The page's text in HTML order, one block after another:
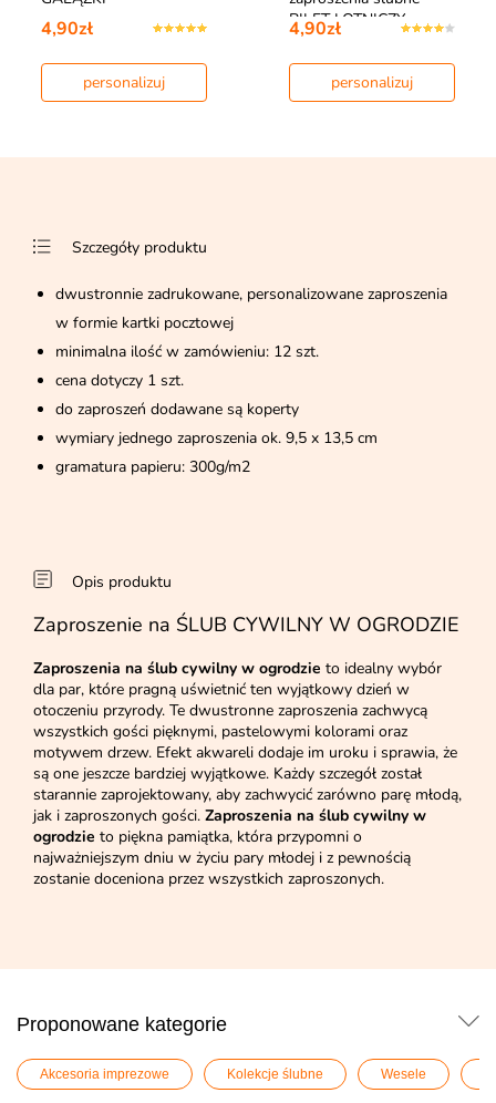
4,90zł
personalizuj
BILET LOTNICZY
4,90zł
personalizuj
Szczegóły produktu
dwustronnie zadrukowane, personalizowane zaproszenia
w formie kartki pocztowej
minimalna ilość w zamówieniu: 12 szt.
cena dotyczy 1 szt.
do zaproszeń dodawane są koperty
wymiary jednego zaproszenia ok. 9,5 x 13,5 cm
gramatura papieru: 300g/m2
Opis produktu
Zaproszenie na ŚLUB CYWILNY W OGRODZIE
Zaproszenia na ślub cywilny w ogrodzie to idealny wybór
dla par, które pragną uświetnić ten wyjątkowy dzień w
otoczeniu przyrody. Te dwustronne zaproszenia zachwycą
wszystkich gości pięknymi, pastelowymi kolorami oraz
motywem drzew. Efekt akwareli dodaje im uroku i sprawia, że
są one jeszcze bardziej wyjątkowe. Każdy szczegół został
starannie zaprojektowany, aby zachwycić zarówno parę młodą,
jak i zaproszonych gości. Zaproszenia na ślub cywilny w
ogrodzie to piękna pamiątka, która przypomni o
najważniejszym dniu w życiu pary młodej i z pewnością
zostanie doceniona przez wszystkich zaproszonych.
Proponowane kategorie
Akcesoria imprezowe Kolekcje ślubne Wesele